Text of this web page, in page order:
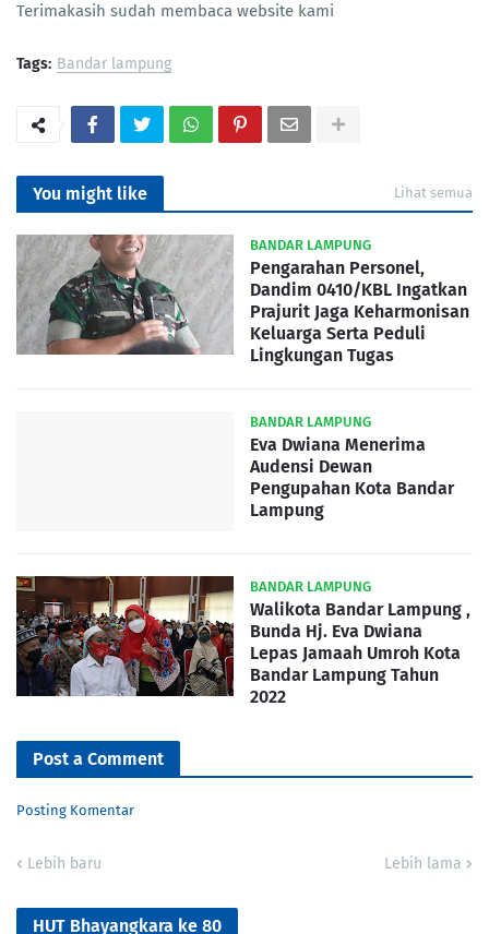
Terimakasih sudah membaca website kami
Tags: Bandar lampung
You might like Lihat semua
BANDAR LAMPUNG
Pengarahan Personel,
Dandim 0410/KBL Ingatkan
Prajurit Jaga Keharmonisan
Keluarga Serta Peduli
Lingkungan Tugas
BANDAR LAMPUNG
Eva Dwiana Menerima
Audensi Dewan
Pengupahan Kota Bandar
Lampung
BANDAR LAMPUNG
Walikota Bandar Lampung ,
Bunda Hj. Eva Dwiana
Lepas Jamaah Umroh Kota
Bandar Lampung Tahun
2022
Post a Comment
Posting Komentar
Lebih baru Lebih lama
HUT Bhayangkara ke 80